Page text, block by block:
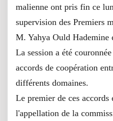
malienne ont pris fin ce
supervision des Premiers
M. Yahya Ould
La session a été
accords de coopération
différents domaines.
Le premier de ces
l'appellation de la